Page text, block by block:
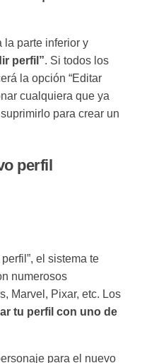
la parte inferior y
perfil”. Si todos los
la opción “Editar
cualquiera que ya
para crear un
perfil
el sistema te
numerosos
Marvel, Pixar, etc. Los
tu perfil con uno de
para el nuevo